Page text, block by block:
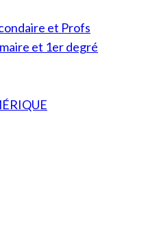
et Profs
et 1er degré